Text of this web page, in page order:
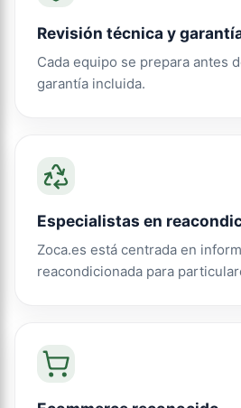
Revisión técnica y
Cada equipo se prepara antes
garantía incluida.
Especialistas en
Zoca.es está centrada en
reacondicionada para